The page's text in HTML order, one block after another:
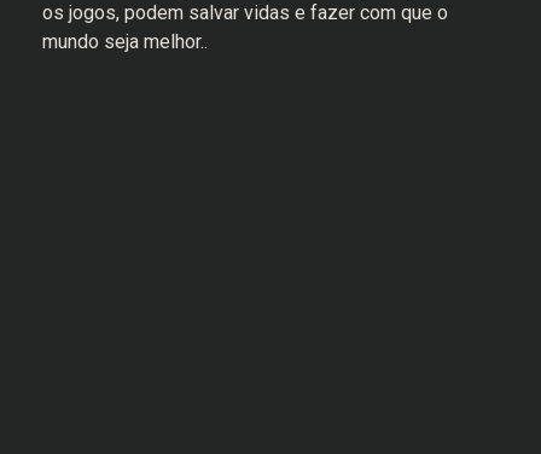
os jogos, podem salvar vidas e fazer com que o
mundo seja melhor..